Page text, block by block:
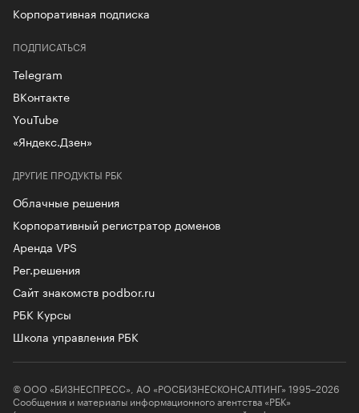
Корпоративная подписка
ДРУГИЕ ПРОДУКТЫ РБК
Облачные решения
Корпоративный регистратор доменов
Аренда VPS
Рег.решения
Сайт знакомств podbor.ru
РБК Курсы
Школа управления РБК
ПОДПИСАТЬСЯ
Telegram
ВКонтакте
YouTube
«Яндекс.Дзен»
© ООО «БИЗНЕСПРЕСС», АО «РОСБИЗНЕСКОНСАЛТИНГ» 1995–2026
Сообщения и материалы информационного агентства «РБК»